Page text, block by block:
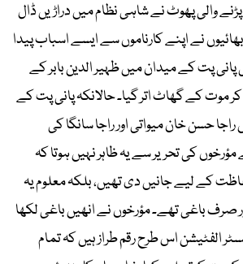
والی پھوٹ نے شاہی نظام میں دراڑیں ڈال
نے اپنے کارناموں سے ایسے اسباب پیدا
پانی پت کے میدان میں ظہیر الدین بابر کے
کے گھاٹ اتر گیا۔ حالانکہ پانی پت کے
حسن خان میواتی اور راجا سانگا کی
کی تحریر سے یہ ظاہر نہیں ہوتا کہ
کے لیے جانیں دی تھیں، بلکہ معلوم یہ
صرف باغی تھے۔ مؤرخوں نے انھیں باغی لکھا
الفٹیشن اس طرح رقم طراز ہیں کہ تمام